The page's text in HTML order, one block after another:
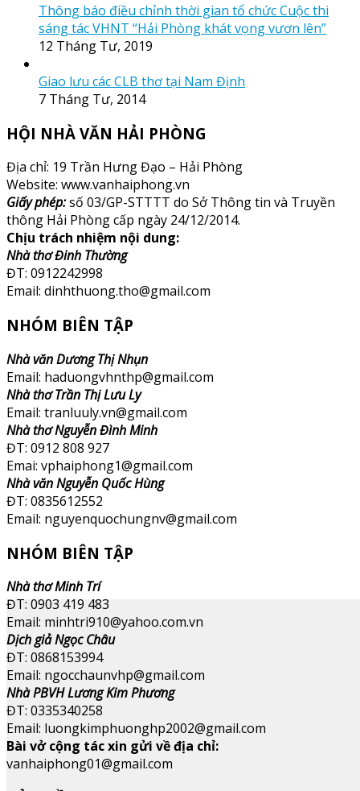
Thông báo điều chỉnh thời gian tổ chức Cuộc thi
sáng tác VHNT “Hải Phòng khát vọng vươn lên”
12 Tháng Tư, 2019
Giao lưu các CLB thơ tại Nam Định
7 Tháng Tư, 2014
HỘI NHÀ VĂN HẢI PHÒNG
Địa chỉ: 19 Trần Hưng Đạo – Hải Phòng
Website: www.vanhaiphong.vn
Giấy phép:số 03/GP-STTTT do Sở Thông tin và Truyền
thông Hải Phòng cấp ngày 24/12/2014.
Chịu trách nhiệm nội dung:
Nhà thơ Đinh Thường
ĐT: 0912242998
Email: dinhthuong.tho@gmail.com
NHÓM BIÊN TẬP
Nhà văn Dương Thị Nhụn
Email: haduongvhnthp@gmail.com
Nhà thơ Trần Thị Lưu Ly
Email: tranluuly.vn@gmail.com
Nhà thơ Nguyễn Đình Minh
ĐT: 0912 808 927
Emai: vphaiphong1@gmail.com
Nhà văn Nguyễn Quốc Hùng
ĐT: 0835612552
Email: nguyenquochungnv@gmail.com
NHÓM BIÊN TẬP
Nhà thơ Minh Trí
ĐT: 0903 419 483
Email: minhtri910@yahoo.com.vn
Dịch giả Ngọc Châu
ĐT: 0868153994
Email: ngocchaunvhp@gmail.com
Nhà PBVH Lương Kim Phương
ĐT: 0335340258
Email: luongkimphuonghp2002@gmail.com
Bài vở cộng tác xin gửi về địa chỉ:
vanhaiphong01@gmail.com